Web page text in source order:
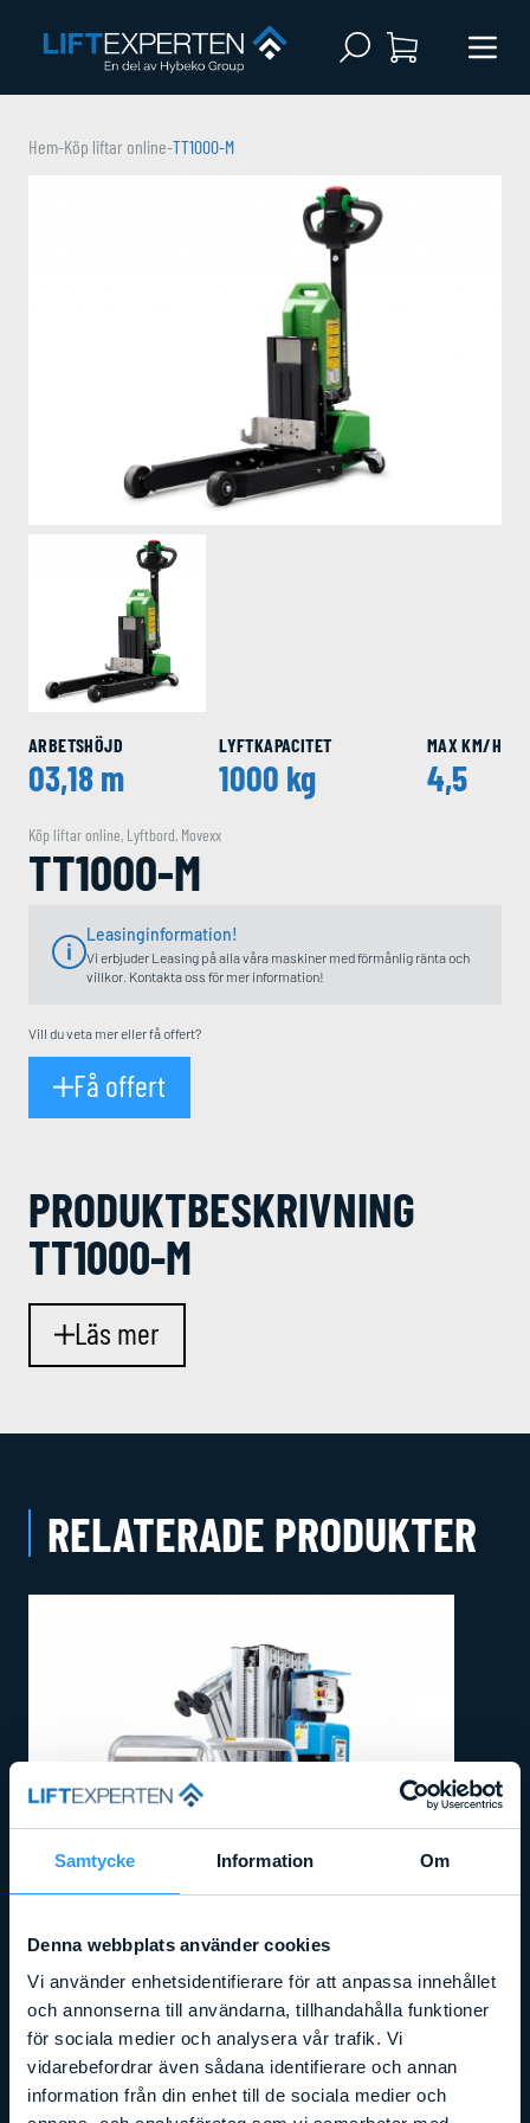
Samtycke Information Om
Denna webbplats använder cookies
Vi använder enhetsidentifierare för att anpassa innehållet
och annonserna till användarna, tillhandahålla funktioner
för sociala medier och analysera vår trafik. Vi
vidarebefordrar även sådana identifierare och annan
information från din enhet till de sociala medier och
Open search
Hem-Köp liftar online-TT1000-M
ARBETSHÖJD
03,18 m
LYFTKAPACITET
1000 kg
MAX KM/H
4,5
Köp liftar online, Lyftbord, Movexx
TT1000-M
Leasinginformation!
Vi erbjuder Leasing på alla våra maskiner med förmånlig ränta och
villkor. Kontakta oss för mer information!
Vill du veta mer eller få offert?
Få offert
PRODUKT­BESKRIVNING
TT1000-M
Läs mer
RELATERADE PRODUKTER